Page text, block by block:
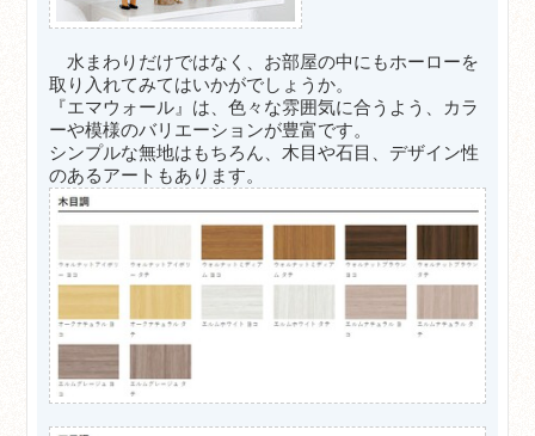
水まわりだけではなく、お部屋の中にもホーローを
取り入れてみてはいかがでしょうか。
『エマウォール』は、色々な雰囲気に合うよう、カラ
ーや模様のバリエーションが豊富です。
シンプルな無地はもちろん、木目や石目、デザイン性
のあるアートもあります。